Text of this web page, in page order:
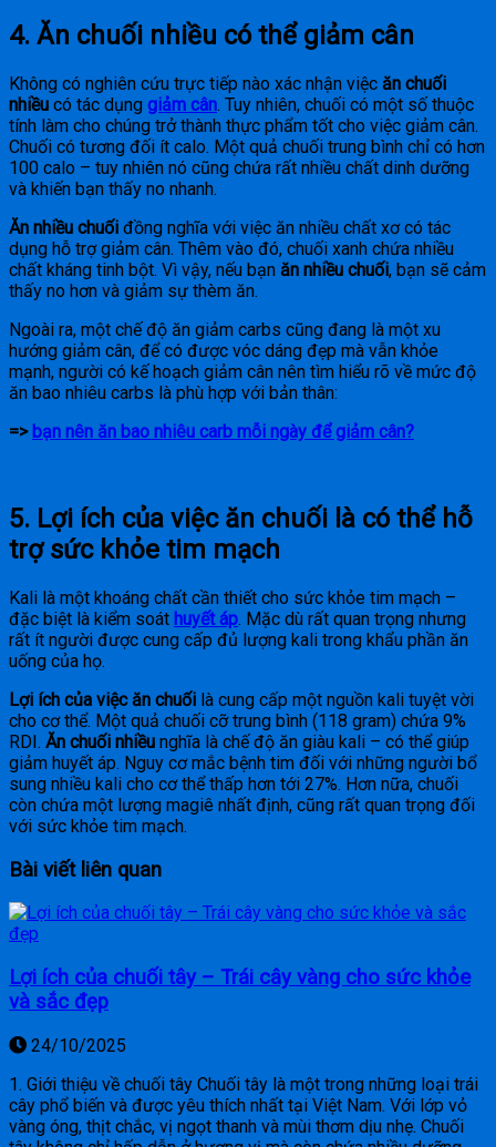
4. Ăn chuối nhiều có thể giảm cân
Không có nghiên cứu trực tiếp nào xác nhận việc ăn chuối
nhiều có tác dụng giảm cân. Tuy nhiên, chuối có một số thuộc
tính làm cho chúng trở thành thực phẩm tốt cho việc giảm cân.
Chuối có tương đối ít calo. Một quả chuối trung bình chỉ có hơn
100 calo – tuy nhiên nó cũng chứa rất nhiều chất dinh dưỡng
và khiến bạn thấy no nhanh.
Ăn nhiều chuối đồng nghĩa với việc ăn nhiều chất xơ có tác
dụng hỗ trợ giảm cân. Thêm vào đó, chuối xanh chứa nhiều
chất kháng tinh bột. Vì vậy, nếu bạn ăn nhiều chuối, bạn sẽ cảm
thấy no hơn và giảm sự thèm ăn.
Ngoài ra, một chế độ ăn giảm carbs cũng đang là một xu
hướng giảm cân, để có được vóc dáng đẹp mà vẫn khỏe
mạnh, người có kế hoạch giảm cân nên tìm hiểu rõ về mức độ
ăn bao nhiêu carbs là phù hợp với bản thân:
=> bạn nên ăn bao nhiêu carb mỗi ngày để giảm cân?
5. Lợi ích của việc ăn chuối là có thể hỗ
trợ sức khỏe tim mạch
Kali là một khoáng chất cần thiết cho sức khỏe tim mạch –
đặc biệt là kiểm soát huyết áp. Mặc dù rất quan trọng nhưng
rất ít người được cung cấp đủ lượng kali trong khẩu phần ăn
uống của họ.
Lợi ích của việc ăn chuối là cung cấp một nguồn kali tuyệt vời
cho cơ thể. Một quả chuối cỡ trung bình (118 gram) chứa 9%
RDI. Ăn chuối nhiều nghĩa là chế độ ăn giàu kali – có thể giúp
giảm huyết áp. Nguy cơ mắc bệnh tim đối với những người bổ
sung nhiều kali cho cơ thể thấp hơn tới 27%. Hơn nữa, chuối
còn chứa một lượng magiê nhất định, cũng rất quan trọng đối
với sức khỏe tim mạch.
Bài viết liên quan
Lợi ích của chuối tây – Trái cây vàng cho sức khỏe
và sắc đẹp
24/10/2025
1. Giới thiệu về chuối tây Chuối tây là một trong những loại trái
cây phổ biến và được yêu thích nhất tại Việt Nam. Với lớp vỏ
vàng óng, thịt chắc, vị ngọt thanh và mùi thơm dịu nhẹ. Chuối